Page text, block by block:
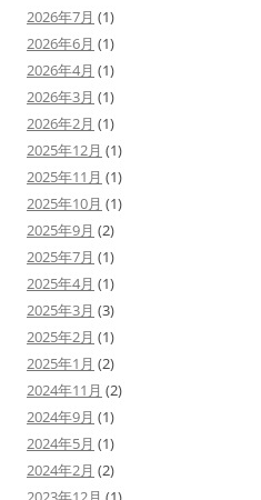
2026年7月 (1)
2026年6月 (1)
2026年4月 (1)
2026年3月 (1)
2026年2月 (1)
2025年12月 (1)
2025年11月 (1)
2025年10月 (1)
2025年9月 (2)
2025年7月 (1)
2025年4月 (1)
2025年3月 (3)
2025年2月 (1)
2025年1月 (2)
2024年11月 (2)
2024年9月 (1)
2024年5月 (1)
2024年2月 (2)